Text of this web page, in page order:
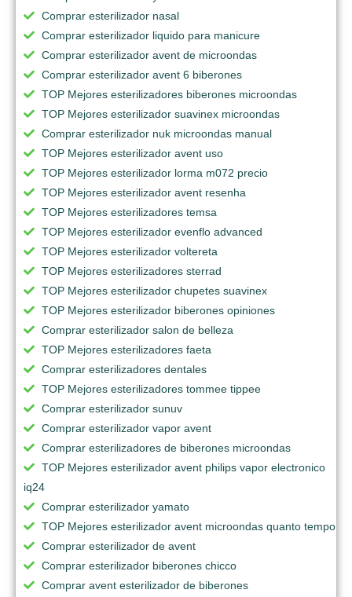
Comprar esterilizador nasal
Comprar esterilizador liquido para manicure
Comprar esterilizador avent de microondas
Comprar esterilizador avent 6 biberones
TOP Mejores esterilizadores biberones microondas
TOP Mejores esterilizador suavinex microondas
Comprar esterilizador nuk microondas manual
TOP Mejores esterilizador avent uso
TOP Mejores esterilizador lorma m072 precio
TOP Mejores esterilizador avent resenha
TOP Mejores esterilizadores temsa
TOP Mejores esterilizador evenflo advanced
TOP Mejores esterilizador voltereta
TOP Mejores esterilizadores sterrad
TOP Mejores esterilizador chupetes suavinex
TOP Mejores esterilizador biberones opiniones
Comprar esterilizador salon de belleza
TOP Mejores esterilizadores faeta
Comprar esterilizadores dentales
TOP Mejores esterilizadores tommee tippee
Comprar esterilizador sunuv
Comprar esterilizador vapor avent
Comprar esterilizadores de biberones microondas
TOP Mejores esterilizador avent philips vapor electronico
iq24
Comprar esterilizador yamato
TOP Mejores esterilizador avent microondas quanto tempo
Comprar esterilizador de avent
Comprar esterilizador biberones chicco
Comprar avent esterilizador de biberones